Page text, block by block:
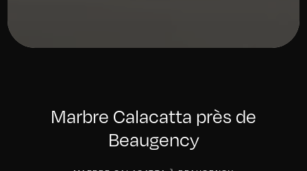
Marbre Calacatta près de
Beaugency